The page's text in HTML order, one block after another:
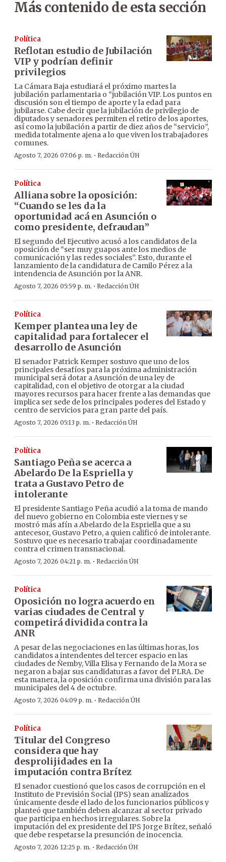
Más contenido de esta sección
Política
Reflotan estudio de Jubilación
VIP y podrían definir
privilegios
La Cámara Baja estudiará el próximo martes la
jubilación parlamentaria o “jubilación VIP. Los puntos en
discusión son el tiempo de aporte y la edad para
jubilarse. Cabe decir que la jubilación de privilegio de
diputados y senadores permiten el retiro de los aportes,
así como la jubilación a partir de diez años de “servicio”,
medida totalmente ajena a lo que viven los trabajadores
comunes.
Agosto 7, 2026 07:06 p. m. · Redacción ÚH
Política
Alliana sobre la oposición:
“Cuando se les da la
oportunidad acá en Asunción o
como presidente, defraudan”
El segundo del Ejecutivo acusó a los candidatos de la
oposición de “ser muy guapos ante los medios de
comunicación y las redes sociales”. Esto, durante el
lanzamiento de la candidatura de Camilo Pérez a la
intendencia de Asunción por la ANR.
Agosto 7, 2026 05:59 p. m. · Redacción ÚH
Política
Kemper plantea una ley de
capitalidad para fortalecer el
desarrollo de Asunción
El senador Patrick Kemper sostuvo que uno de los
principales desafíos para la próxima administración
municipal será dotar a Asunción de una ley de
capitalidad, con el objetivo de otorgar a la ciudad
mayores recursos para hacer frente a las demandas que
implica ser sede de los principales poderes del Estado y
centro de servicios para gran parte del país.
Agosto 7, 2026 05:13 p. m. · Redacción ÚH
Política
Santiago Peña se acerca a
Abelardo De la Espriella y
trata a Gustavo Petro de
intolerante
El presidente Santiago Peña acudió a la toma de mando
del nuevo gobierno en Colombia este viernes y se
mostró más afín a Abelardo de la Espriella que a su
antecesor, Gustavo Petro, a quien calificó de intolerante.
Sostuvo que es necesario trabajar coordinadamente
contra el crimen transnacional.
Agosto 7, 2026 04:21 p. m. · Redacción ÚH
Política
Oposición no logra acuerdo en
varias ciudades de Central y
competirá dividida contra la
ANR
A pesar de las negociaciones en las últimas horas, los
candidatos a intendentes del tercer espacio en las
ciudades de Ñemby, Villa Elisa y Fernando de la Mora se
negaron a bajar sus candidaturas a favor del PLRA. De
esta manera, la oposición confirma una división para las
municipales del 4 de octubre.
Agosto 7, 2026 04:09 p. m. · Redacción ÚH
Política
Titular del Congreso
considera que hay
desprolijidades en la
imputación contra Brítez
El senador cuestionó que los casos de corrupción en el
Instituto de Previsión Social (IPS) sean analizados
únicamente desde el lado de los funcionarios públicos y
planteó que también deben alcanzar al sector privado
que participa en hechos irregulares. Sobre la
imputación del ex presidente del IPS Jorge Brítez, señaló
que debe respetarse la presunción de inocencia.
Agosto 7, 2026 12:25 p. m. · Redacción ÚH